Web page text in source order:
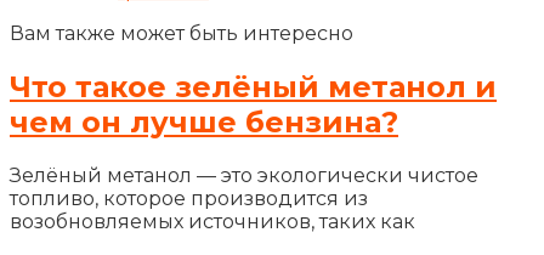
Вам также может быть интересно
Что такое зелёный метанол и
чем он лучше бензина?
Зелёный метанол — это экологически чистое
топливо, которое производится из
возобновляемых источников, таких как